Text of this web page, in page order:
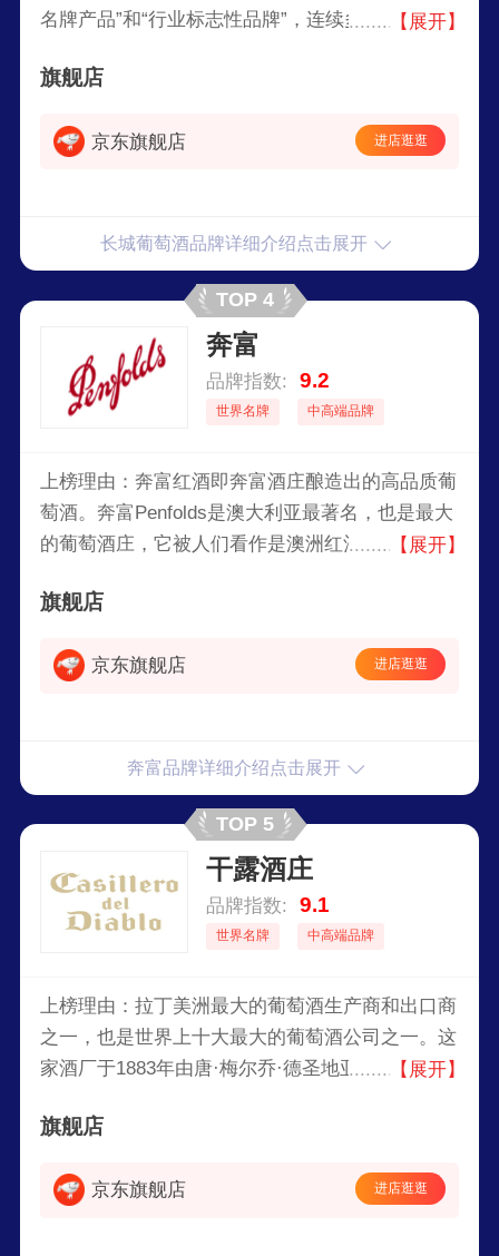
名牌产品”和“行业标志性品牌”，连续多年产销量居
定为中国驰名商标。2006年，长城葡萄酒成为北京
元的品牌价值荣登“2006中国品牌500强”行业榜
【展开】
旗舰店
京东旗舰店 进店逛逛
长城葡萄酒品牌详细介绍点击展开
TOP 4
奔富
品牌指数: 9.2
世界名牌 中高端品牌
上榜理由：奔富红酒即奔富酒庄酿造出的高品质葡
萄酒。奔富Penfolds是澳大利亚最著名，也是最大
的葡萄酒庄，它被人们看作是澳洲红酒的象征，被
不晓的品牌。​
【展开】
旗舰店
京东旗舰店 进店逛逛
奔富品牌详细介绍点击展开
TOP 5
干露酒庄
品牌指数: 9.1
世界名牌 中高端品牌
上榜理由：拉丁美洲最大的葡萄酒生产商和出口商
之一，也是世界上十大最大的葡萄酒公司之一。这
家酒厂于1883年由唐·梅尔乔·德圣地亚哥·康查·伊·
【展开】
旗舰店
京东旗舰店 进店逛逛